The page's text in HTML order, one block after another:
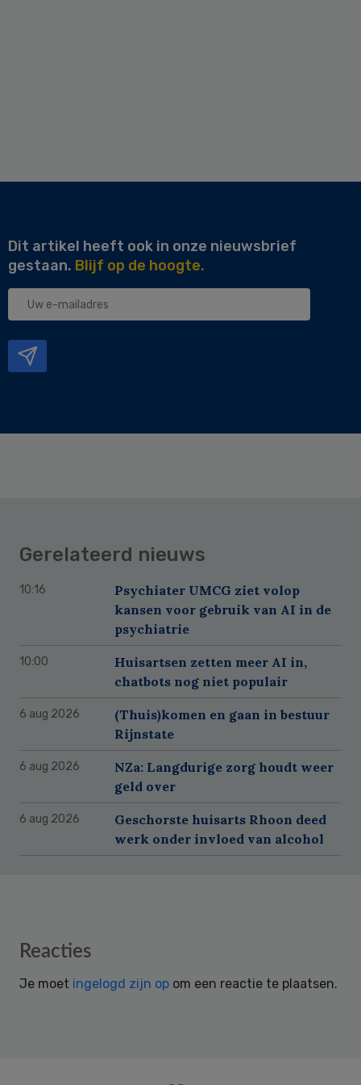
Dit artikel heeft ook in onze nieuwsbrief
gestaan. Blijf op de hoogte.
Uw
Gerelateerd nieuws
10:16
Psychiater UMCG ziet volop
kansen voor gebruik van AI in de
psychiatrie
10:00
Huisartsen zetten meer AI in,
chatbots nog niet populair
6 aug 2026
(Thuis)komen en gaan in bestuur
Rijnstate
6 aug 2026
NZa: Langdurige zorg houdt weer
geld over
6 aug 2026
Geschorste huisarts Rhoon deed
werk onder invloed van alcohol
Reader
Reacties
Je moet ingelogd zijn op om een reactie te plaatsen.